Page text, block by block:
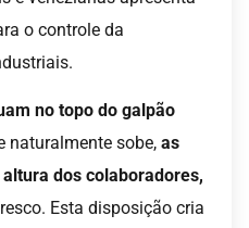
o controle da
no topo do galpão
naturalmente sobe, as
dos colaboradores,
Esta disposição cria